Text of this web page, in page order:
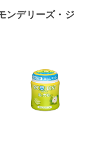
ンデリーズ・ジ